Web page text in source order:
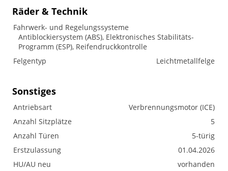
Räder & Technik
Fahrwerk- und Regelungssysteme
Antiblockiersystem (ABS), Elektronisches Stabilitäts-
Programm (ESP), Reifendruckkontrolle
Felgentyp
Leichtmetallfelge
Sonstiges
Antriebsart
Verbrennungsmotor (ICE)
Anzahl Sitzplätze
5
Anzahl Türen
5-türig
Erstzulassung
01.04.2026
HU/AU neu
vorhanden